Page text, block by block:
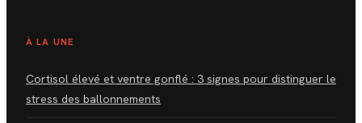
À LA UNE
Cortisol élevé et ventre gonflé : 3 signes pour distinguer le
stress des ballonnements